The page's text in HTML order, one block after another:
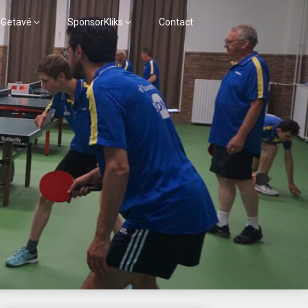
SponsorKliks Contact